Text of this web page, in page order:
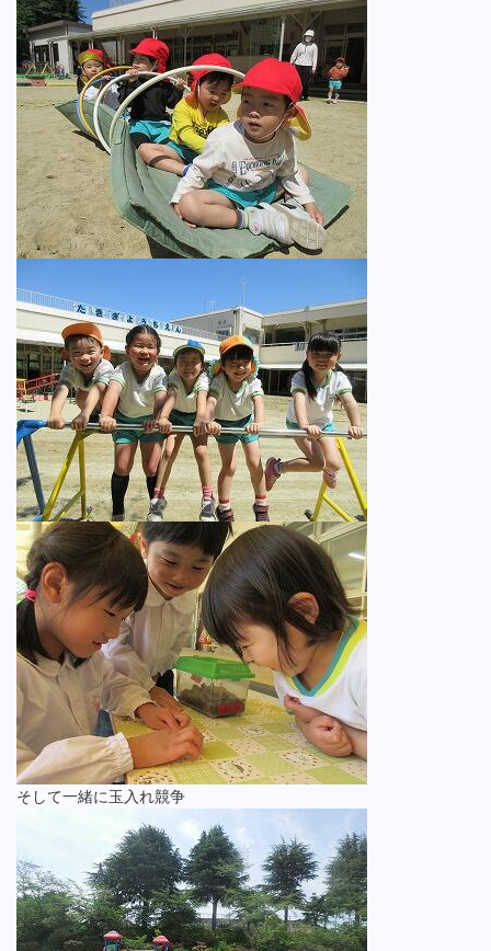
そして一緒に玉入れ競争